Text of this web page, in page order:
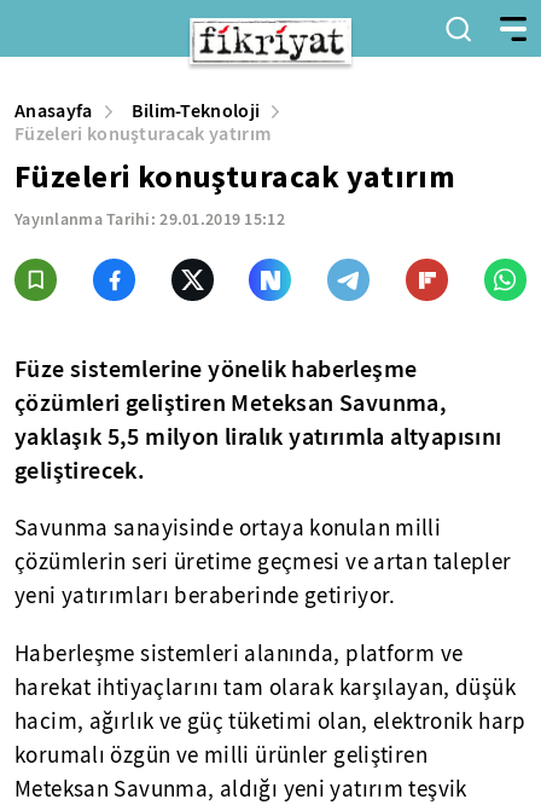
Anasayfa
Bilim-Teknoloji
Füzeleri konuşturacak yatırım
Füzeleri konuşturacak yatırım
Yayınlanma Tarihi:29.01.2019 15:12
Füze sistemlerine yönelik haberleşme
çözümleri geliştiren Meteksan Savunma,
yaklaşık 5,5 milyon liralık yatırımla altyapısını
geliştirecek.
Savunma sanayisinde ortaya konulan milli
çözümlerin seri üretime geçmesi ve artan talepler
yeni yatırımları beraberinde getiriyor.
Haberleşme sistemleri alanında, platform ve
harekat ihtiyaçlarını tam olarak karşılayan, düşük
hacim, ağırlık ve güç tüketimi olan, elektronik harp
korumalı özgün ve milli ürünler geliştiren
Meteksan Savunma, aldığı yeni yatırım teşvik